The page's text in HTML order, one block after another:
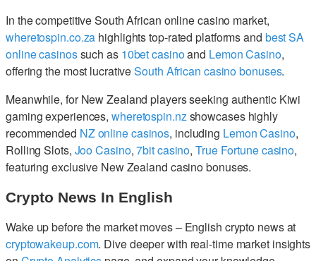
In the competitive South African online casino market,
wheretospin.co.za highlights top-rated platforms and best SA
online casinossuch as 10bet casinoand Lemon Casino,
offering the most lucrativeSouth African casino bonuses.
Meanwhile, for New Zealand players seeking authentic Kiwi
gaming experiences, wheretospin.nzshowcases highly
recommended NZ online casinos, including Lemon Casino,
Rolling Slots, Joo Casino,7bit casino,True Fortune casino,
featuring exclusive New Zealand casino bonuses.
Crypto News In English
Wake up before the market moves – English crypto news at
cryptowakeup.com. Dive deeper with real-time market insights